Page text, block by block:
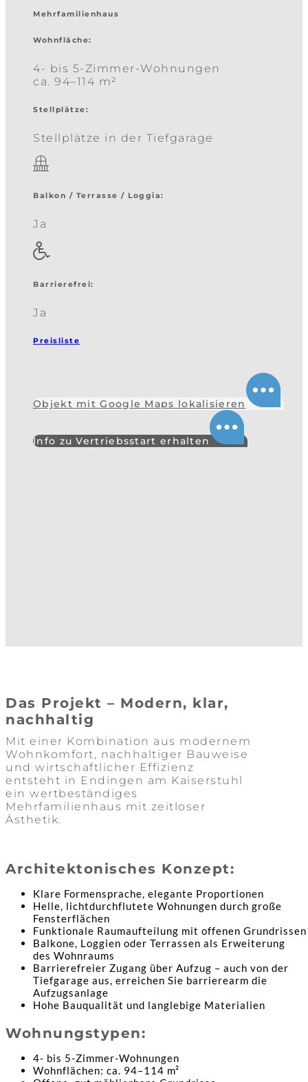
Mehrfamilienhaus
Wohnfläche:
4- bis 5-Zimmer-Wohnungen
ca. 94–114 m²
Stellplätze:
Stellplätze in der Tiefgarage
Balkon / Terrasse / Loggia:
Ja
Barrierefrei:
Ja
Preisliste
Objekt mit Google Maps lokalisieren
Info zu Vertriebsstart erhalten
Das Projekt – Modern, klar,
nachhaltig
Mit einer Kombination aus modernem
Wohnkomfort, nachhaltiger Bauweise
und wirtschaftlicher Effizienz
entsteht in Endingen am Kaiserstuhl
ein wertbeständiges
Mehrfamilienhaus mit zeitloser
Ästhetik.
Architektonisches Konzept:
Klare Formensprache, elegante Proportionen
Helle, lichtdurchflutete Wohnungen durch große
Fensterflächen
Funktionale Raumaufteilung mit offenen Grundrissen
Balkone, Loggien oder Terrassen als Erweiterung
des Wohnraums
Barrierefreier Zugang über Aufzug – auch von der
Tiefgarage aus, erreichen Sie barrierearm die
Aufzugsanlage
Hohe Bauqualität und langlebige Materialien
Wohnungstypen:
4- bis 5-Zimmer-Wohnungen
Wohnflächen: ca. 94–114 m²